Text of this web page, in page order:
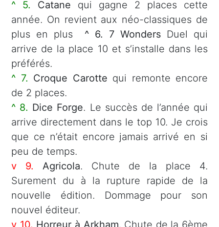
^ 5. Catane qui gagne 2 places cette
année. On revient aux néo-classiques de
plus en plus ^ 6. 7 Wonders Duel qui
arrive de la place 10 et s’installe dans les
préférés.
^ 7. Croque Carotte qui remonte encore
de 2 places.
^ 8. Dice Forge. Le succès de l’année qui
arrive directement dans le top 10. Je crois
que ce n’était encore jamais arrivé en si
peu de temps.
v 9. Agricola. Chute de la place 4.
Surement du à la rupture rapide de la
nouvelle édition. Dommage pour son
nouvel éditeur.
v 10. Horreur à Arkham. Chute de la 6ème